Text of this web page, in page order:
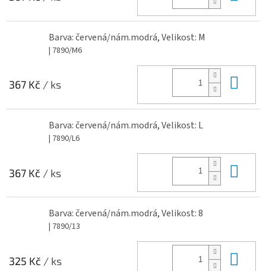
Barva: červená/nám.modrá, Velikost: M
| 7890/M6
367 Kč / ks
Barva: červená/nám.modrá, Velikost: L
| 7890/L6
367 Kč / ks
Barva: červená/nám.modrá, Velikost: 8
| 7890/13
325 Kč / ks